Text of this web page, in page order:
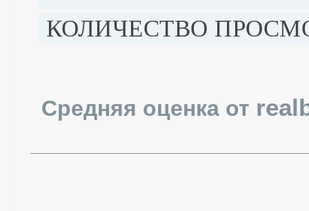
КОЛИЧЕСТВО
Средняя оценка от